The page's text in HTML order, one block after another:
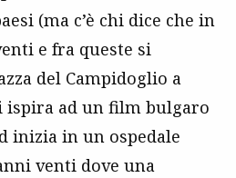
(ma c’è chi dice che in
e fra queste si
del Campidoglio a
ispira ad un film bulgaro
inizia in un ospedale
venti dove una